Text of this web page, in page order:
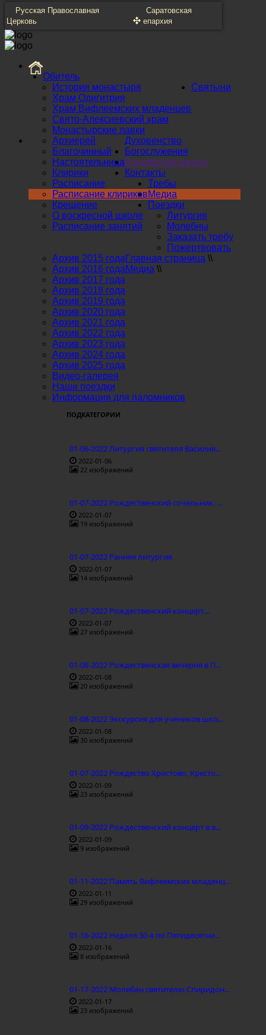
Русская Православная
Церковь
Саратовская
епархия
Обитель
История монастыря
Храм Одигитрия
Храм Вифлеемских младенцев
Свято-Алексиевский храм
Монастырские лавки
Святыни
Духовенство
Архиерей
Благочинный
Настоятельница
Клирики
Богослужения
Расписание
Расписание клириков
Крещение
Воскресная школа
О воскресной школе
Расписание занятий
Контакты
Требы
Литургия
Молебны
Заказать требу
Пожертвовать
Медиа
Архив 2015 года
Архив 2016 года
Архив 2017 года
Архив 2018 года
Архив 2019 года
Архив 2020 года
Архив 2021 года
Архив 2022 года
Архив 2023 года
Архив 2024 года
Архив 2025 года
Видео-галерея
Поездки
Наши поездки
Информация для паломников
Главная страница \\
Медиа \\
ПОДКАТЕГОРИИ
01-06-2022 Литургия святителя Василия...
2022-01-06
22 изображений
01-07-2022 Рождественский сочельник. ...
2022-01-07
19 изображений
01-07-2022 Ранняя литургия
2022-01-07
14 изображений
01-07-2022 Рождественский концерт....
2022-01-07
27 изображений
01-08-2022 Рождественская вечерня в П...
2022-01-08
20 изображений
01-08-2022 Экскурсия для учеников шко...
2022-01-08
30 изображений
01-07-2022 Рождество Христово, Кресто...
2022-01-09
23 изображений
01-09-2022 Рождественский концерт в в...
2022-01-09
9 изображений
01-11-2022 Память Вифлеемских младенц...
2022-01-11
29 изображений
01-16-2022 Неделя 30-я по Пятидесятни...
2022-01-16
8 изображений
01-17-2022 Молебен святителю Спиридон...
2022-01-17
23 изображений